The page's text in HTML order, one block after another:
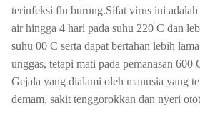
terinfeksi flu burung.Sifat virus ini adalah
air hingga 4 hari pada suhu 220 C dan
suhu 00 C serta dapat bertahan lebih
unggas, tetapi mati pada pemanasan 600
Gejala yang dialami oleh manusia yang
demam, sakit tenggorokkan dan nyeri